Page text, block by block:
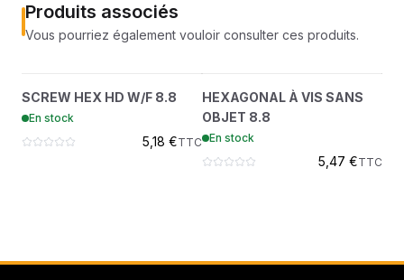
Produits associés
Vous pourriez également vouloir consulter ces produits.
?
29CM816
SCREW HEX HD W/F 8.8
En stock
5,18 €TTC
?
HEXAGONAL À VIS
SANS OBJET 8.8
29CM620
HEXAGONAL À VIS SANS
OBJET 8.8
En stock
5,47 €TTC